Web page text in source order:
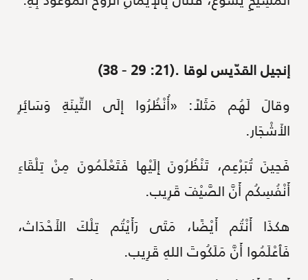
إنجيل القدّيس لوقا .(21: 29 - 38)
وقالَ لَهُم مَثَلاً: «أُنْظُرُوا إِلَى التِّينَةِ وَسَائِرِ
الأَشْجَار.
فَحِينَ تُبَرْعِم، تَنْظُرُونَ إِلَيْها فَتَعْلَمُونَ مِنْ تِلْقَاءِ
أَنْفُسِكُم أَنَّ الصَّيْفَ قَرِيب.
هكذَا أَنْتُم أَيْضًا، مَتَى رَأَيْتُم تِلْكَ الأَحْدَاث،
فَٱعْلَمُوا أَنَّ مَلَكُوتَ اللهِ قَرِيب.